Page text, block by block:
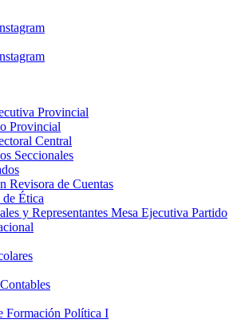
Provincial
Provincial
Central
Seccionales
Revisora de Cuentas
Ética
y Representantes Mesa Ejecutiva Partido
Formación Política I